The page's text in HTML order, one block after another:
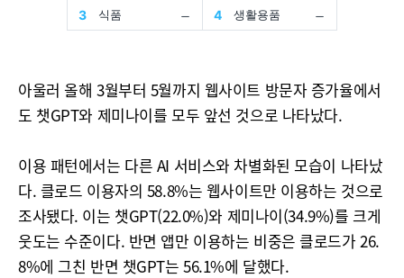
아울러 올해 3월부터 5월까지 웹사이트 방문자 증가율에서
도 챗GPT와 제미나이를 모두 앞선 것으로 나타났다.
이용 패턴에서는 다른 AI 서비스와 차별화된 모습이 나타났
다. 클로드 이용자의 58.8%는 웹사이트만 이용하는 것으로
조사됐다. 이는 챗GPT(22.0%)와 제미나이(34.9%)를 크게
웃도는 수준이다. 반면 앱만 이용하는 비중은 클로드가 26.
8%에 그친 반면 챗GPT는 56.1%에 달했다.